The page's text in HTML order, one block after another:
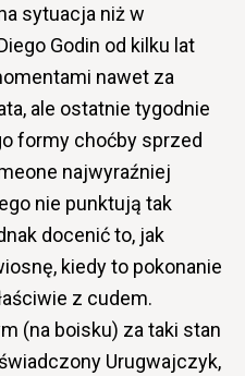
sytuacja niż w
Godin od kilku lat
nawet za
ale ostatnie tygodnie
formy choćby sprzed
najwyraźniej
nie punktują tak
docenić to, jak
kiedy to pokonanie
z cudem.
(na boisku) za taki stan
Urugwajczyk,